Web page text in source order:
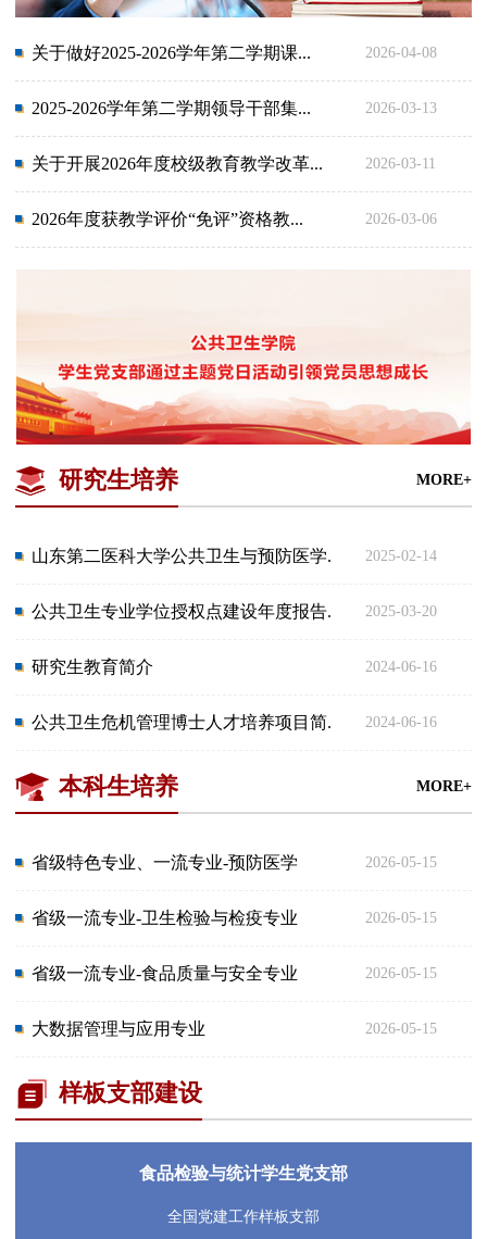
关于做好2025-2026学年第二学期课... 2026-04-08
2025-2026学年第二学期领导干部集... 2026-03-13
关于开展2026年度校级教育教学改革... 2026-03-11
2026年度获教学评价“免评”资格教... 2026-03-06
研究生培养 MORE+
山东第二医科大学公共卫生与预防医学... 2025-02-14
公共卫生专业学位授权点建设年度报告... 2025-03-20
研究生教育简介 2024-06-16
公共卫生危机管理博士人才培养项目简... 2024-06-16
本科生培养 MORE+
省级特色专业、一流专业-预防医学 2026-05-15
省级一流专业-卫生检验与检疫专业 2026-05-15
省级一流专业-食品质量与安全专业 2026-05-15
大数据管理与应用专业 2026-05-15
样板支部建设
食品检验与统计学生党支部
全国党建工作样板支部